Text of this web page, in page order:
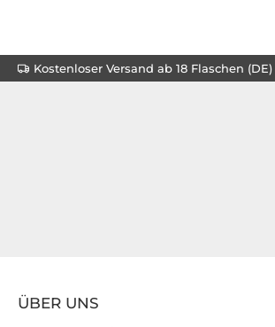
Kostenloser Versand ab 18 Flaschen (DE)
ÜBER UNS